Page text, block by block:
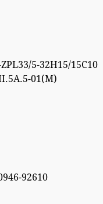
5-32H15/15C10
01(M)
92610